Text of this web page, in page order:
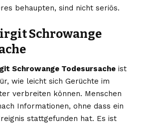
behaupten, sind nicht seriös.
Schrowange
Schrowange Todesursache ist
wie leicht sich Gerüchte im
verbreiten können. Menschen
Informationen, ohne dass ein
stattgefunden hat. Es ist